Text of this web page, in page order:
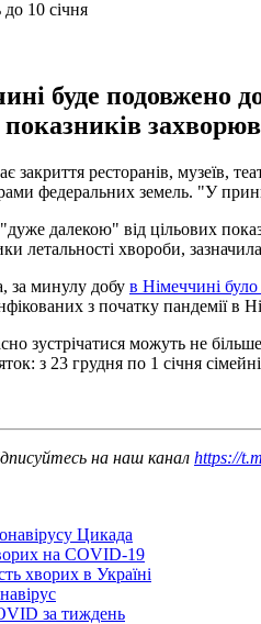
буде подовжено
закриття ресторанів, музеїв,
федеральних земель. "У
далекою" від цільових
летальності хвороби,
за минулу добу в Німеччині
з початку пандемії в
зустрічатися можуть не
з 23 грудня по 1 січня
на наш канал https://
Цикада
на COVID-19
хворих в Україні
за тиждень